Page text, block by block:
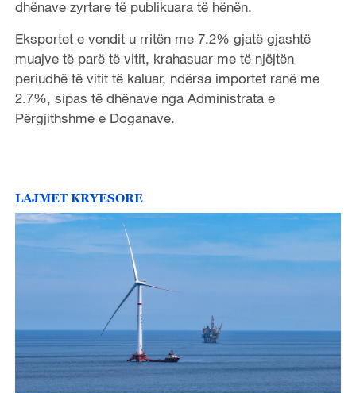
dhënave zyrtare të publikuara të hënën.
Eksportet e vendit u rritën me 7.2% gjatë gjashtë
muajve të parë të vitit, krahasuar me të njëjtën
periudhë të vitit të kaluar, ndërsa importet ranë me
2.7%, sipas të dhënave nga Administrata e
Përgjithshme e Doganave.
LAJMET KRYESORE